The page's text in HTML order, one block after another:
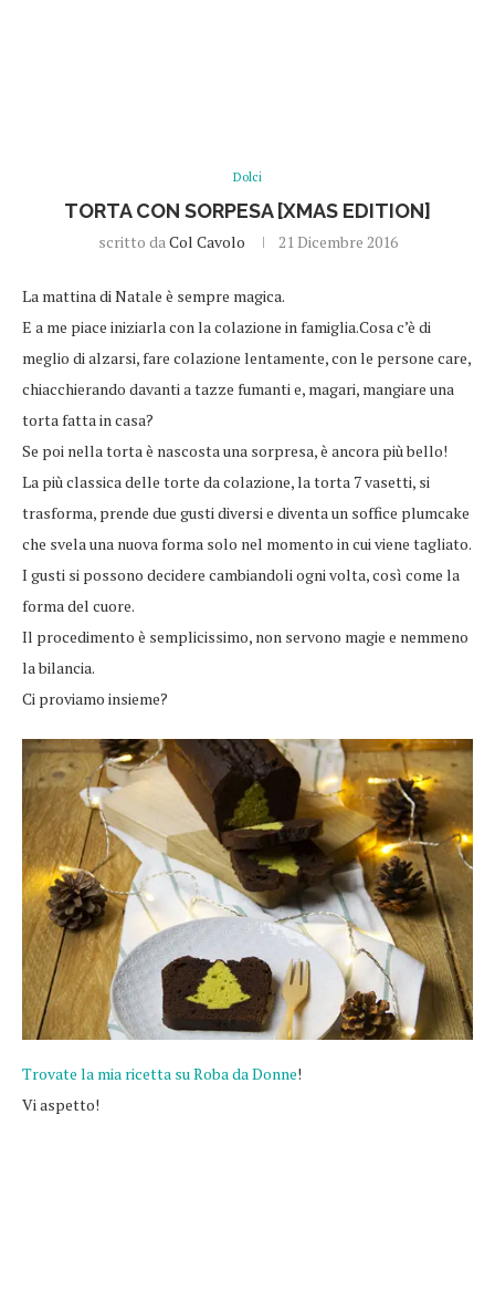
Dolci
TORTA CON SORPESA [XMAS EDITION]
scritto daCol Cavolo 21 Dicembre 2016
La mattina di Natale è sempre magica.
E a me piace iniziarla con la colazione in famiglia.Cosa c’è di
meglio di alzarsi, fare colazione lentamente, con le persone care,
chiacchierando davanti a tazze fumanti e, magari, mangiare una
torta fatta in casa?
Se poi nella torta è nascosta una sorpresa, è ancora più bello!
La più classica delle torte da colazione, la torta 7 vasetti, si
trasforma, prende due gusti diversi e diventa un soffice plumcake
che svela una nuova forma solo nel momento in cui viene tagliato.
I gusti si possono decidere cambiandoli ogni volta, così come la
forma del cuore.
Il procedimento è semplicissimo, non servono magie e nemmeno
la bilancia.
Ci proviamo insieme?
Trovate la mia ricetta su Roba da Donne!
Vi aspetto!